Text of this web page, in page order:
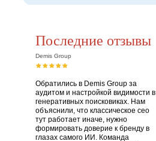
Последние отзывы
Demis Group
Обратились в Demis Group за
аудитом и настройкой видимости в
генеративных поисковиках. Нам
объяснили, что классическое сео
тут работает иначе, нужно
формировать доверие к бренду в
глазах самого ИИ. Команда